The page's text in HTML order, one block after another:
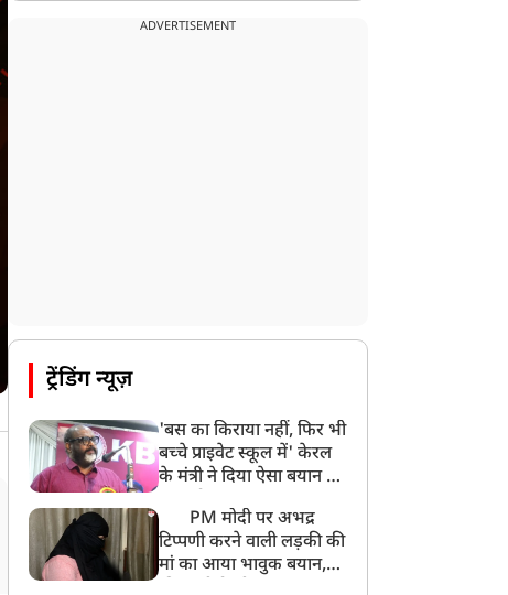
UP: लखनऊ में चलती कार में लगी आग, युवक
ADVERTISEMENT
ट्रेंडिंग न्यूज़
'बस का किराया नहीं, फिर भी
बच्चे प्राइवेट स्कूल में' केरल
के मंत्री ने दिया ऐसा बयान की
PM मोदी पर अभद्र
टिप्पणी करने वाली लड़की की
मां का आया भावुक बयान,